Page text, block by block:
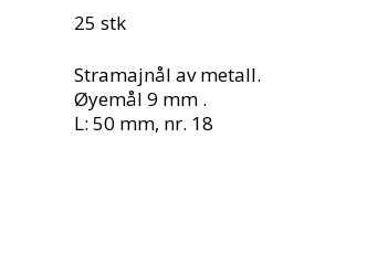
25 stk
Stramajnål av metall.
Øyemål 9 mm .
L: 50 mm, nr. 18